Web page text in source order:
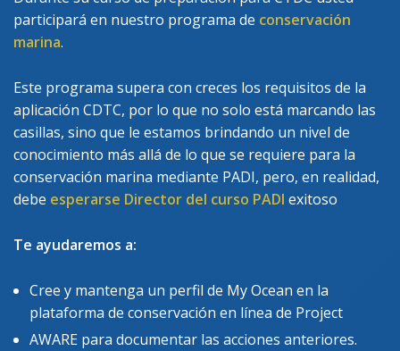
participará en nuestro programa de conservación
marina.
Este programa supera con creces los requisitos de la
aplicación CDTC, por lo que no solo está marcando las
casillas, sino que le estamos brindando un nivel de
conocimiento más allá de lo que se requiere para la
conservación marina mediante PADI, pero, en realidad,
debe esperarse Director del curso PADI exitoso
Te ayudaremos a:
Cree y mantenga un perfil de My Ocean en la
plataforma de conservación en línea de Project
AWARE para documentar las acciones anteriores.